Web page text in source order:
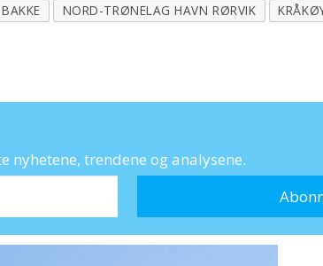
NORD-TRØNELAG HAVN RØRVIK
trendene og analysene.